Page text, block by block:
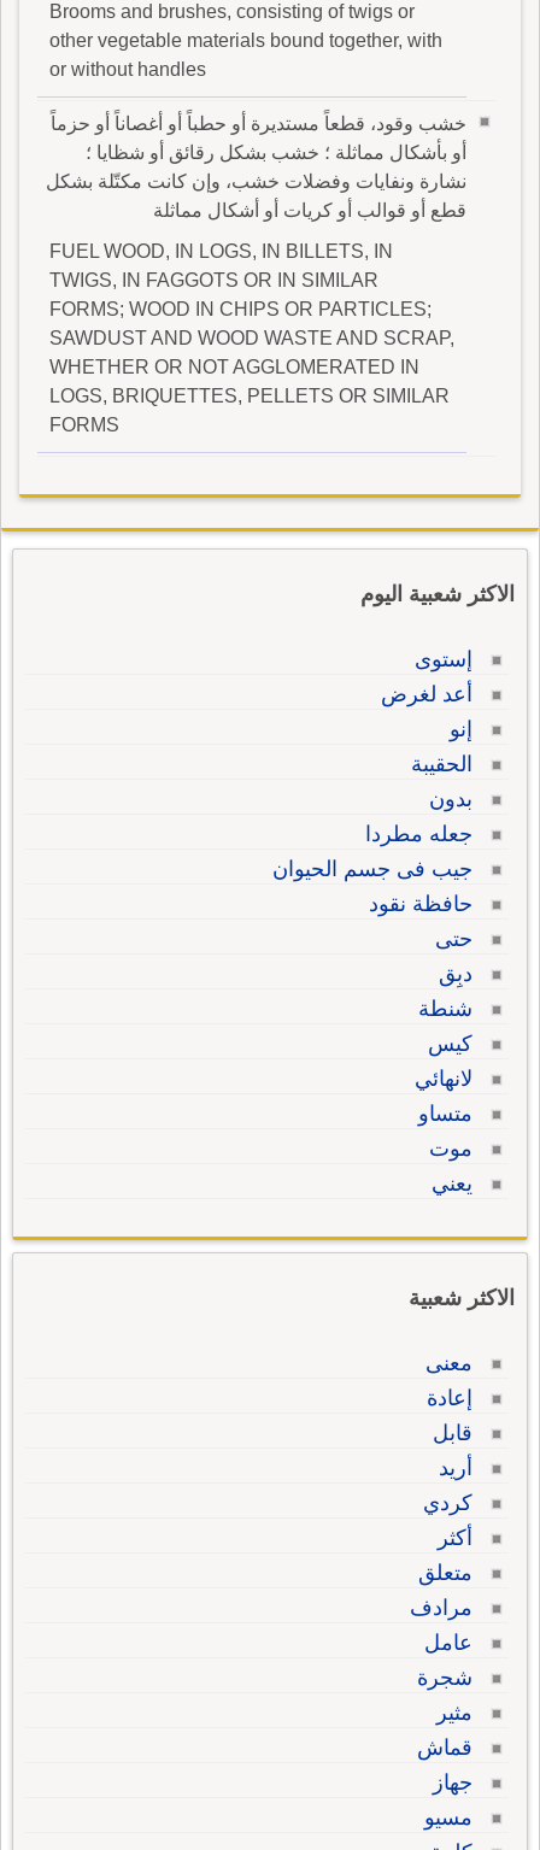
Brooms and brushes, consisting of twigs or
other vegetable materials bound together, with
or without handles
خشب وقود، قطعاً مستديرة أو حطباً أو أغصاناً أو حزماً
أو بأشكال مماثلة ؛ خشب بشكل رقائق أو شظايا ؛
نشارة ونفايات وفضلات خشب، وإن كانت مكتّلة بشكل
قطع أو قوالب أو كريات أو أشكال مماثلة
FUEL WOOD, IN LOGS, IN BILLETS, IN
TWIGS, IN FAGGOTS OR IN SIMILAR
FORMS; WOOD IN CHIPS OR PARTICLES;
SAWDUST AND WOOD WASTE AND SCRAP,
WHETHER OR NOT AGGLOMERATED IN
LOGS, BRIQUETTES, PELLETS OR SIMILAR
FORMS
الاكثر شعبية اليوم
إستوى
أعد لغرض
إنو
الحقيبة
بدون
جعله مطردا
جيب فى جسم الحيوان
حافظة نقود
حتى
دبِق
شنطة
كيس
لانهائي
متساو
موت
يعني
الاكثر شعبية
معنى
إعادة
قابل
أريد
كردي
أكثر
متعلق
مرادف
عامل
شجرة
مثير
قماش
جهاز
مسيو